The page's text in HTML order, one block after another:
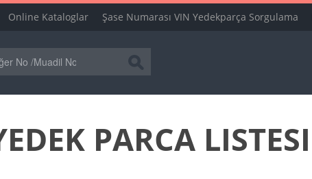
Online Kataloglar Şase Numarası VIN Yedekparça Sorgulama
PARCA LISTESI